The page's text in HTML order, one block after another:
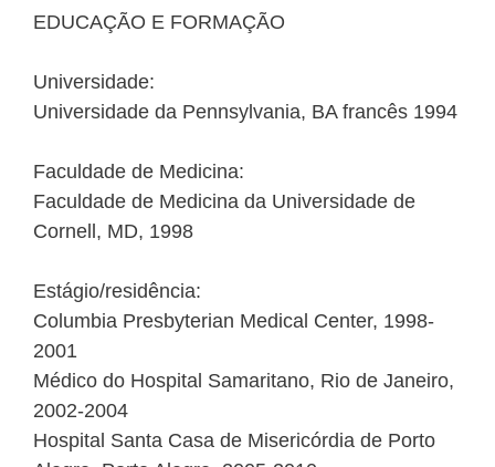
EDUCAÇÃO E FORMAÇÃO
Universidade:
Universidade da Pennsylvania, BA francês 1994
Faculdade de Medicina:
Faculdade de Medicina da Universidade de
Cornell, MD, 1998
Estágio/residência:
Columbia Presbyterian Medical Center, 1998-
2001
Médico do Hospital Samaritano, Rio de Janeiro,
2002-2004
Hospital Santa Casa de Misericórdia de Porto